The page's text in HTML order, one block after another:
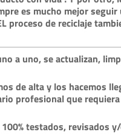
es mucho mejor seguir
proceso de reciclaje
a uno, se actualizan,
de alta y los hacemos
profesional que
testados, revisados